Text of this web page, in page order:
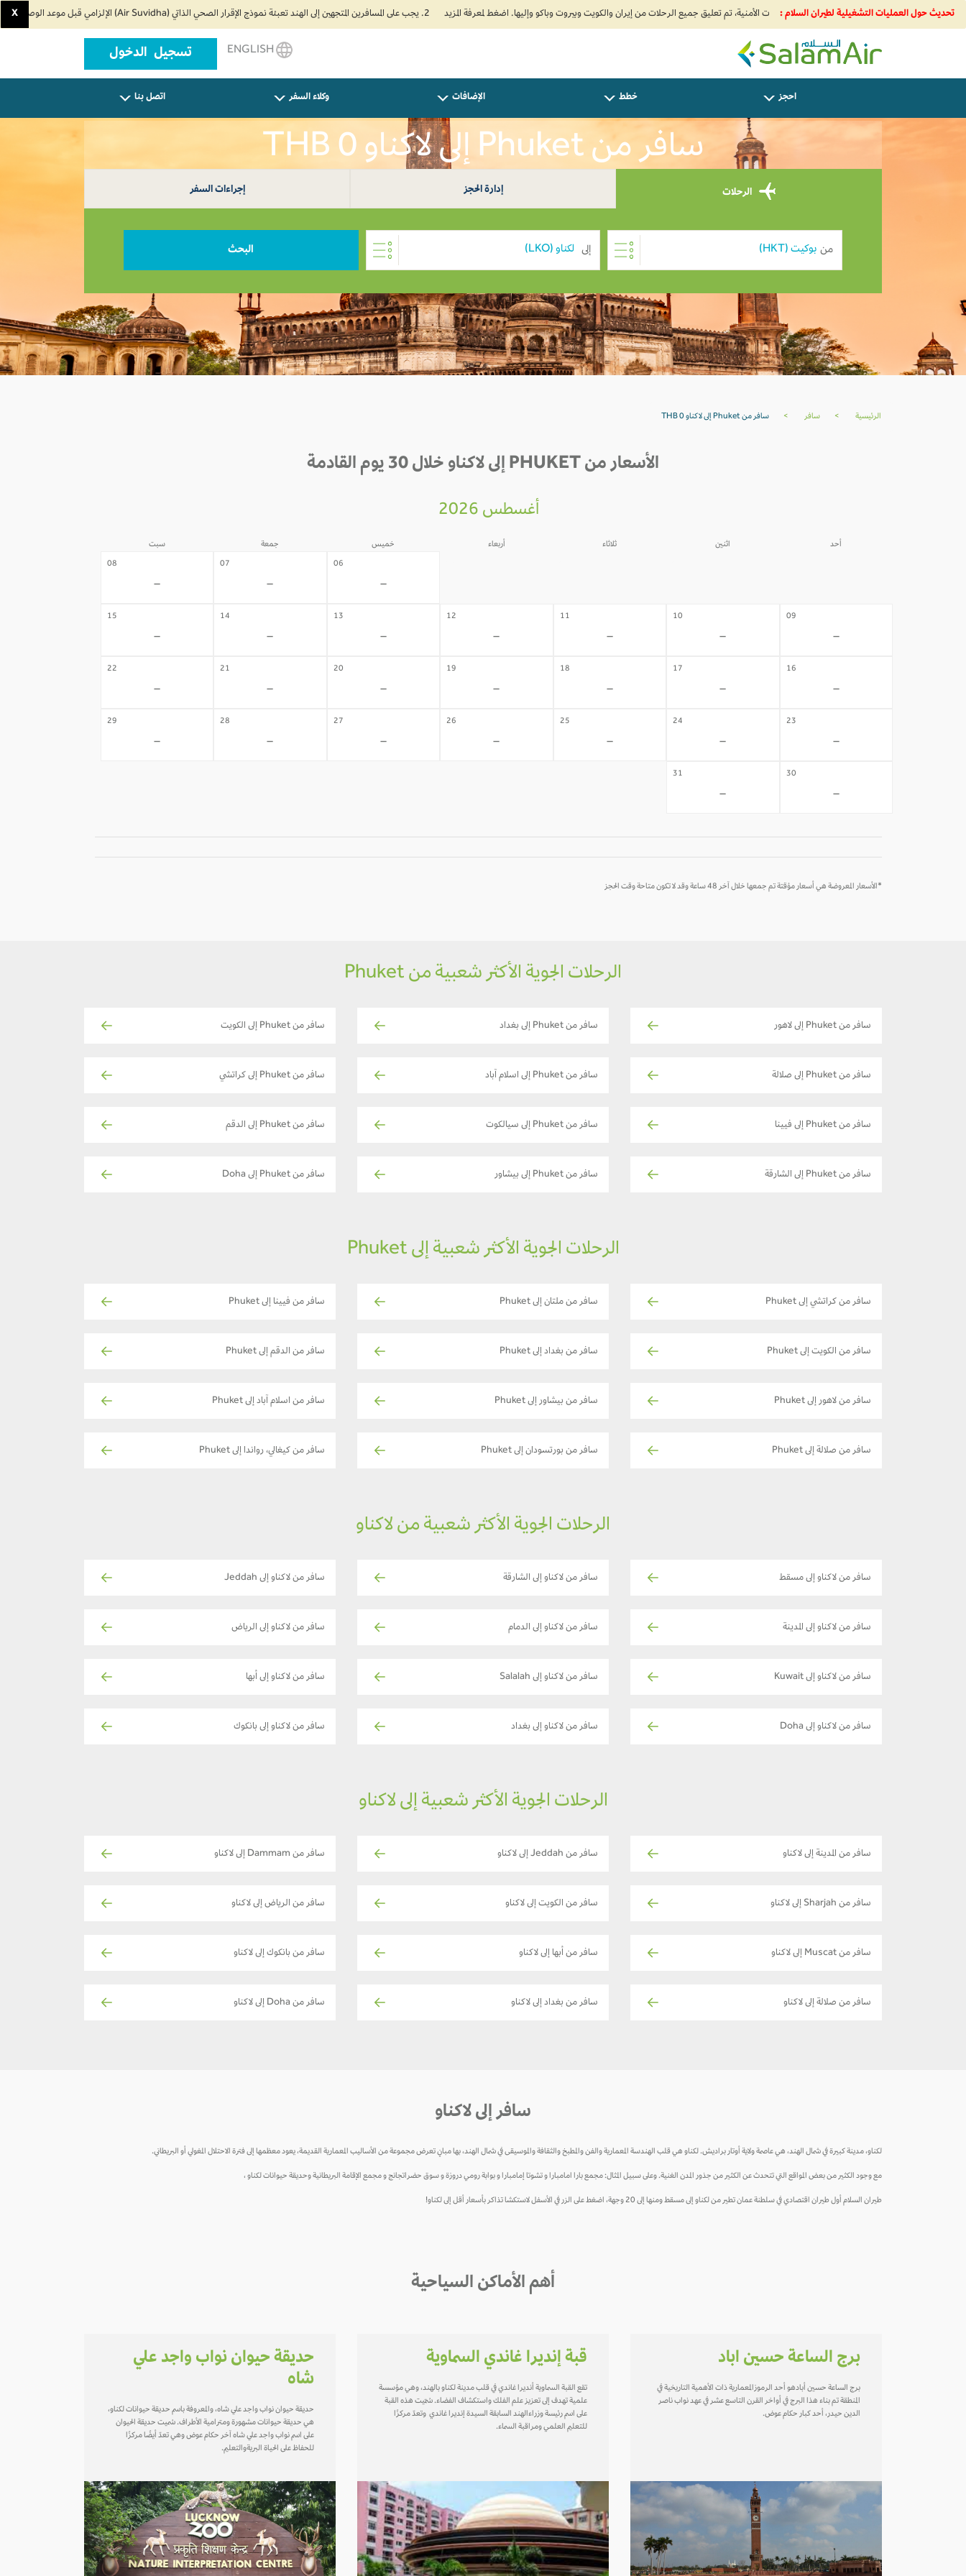
تحديث حول العمليات التشغيلية لطيران السلام : 2. يجب على المسافرين المتجهين إلى الهند تعبئة نموذج الإقرار الصحي الذاتي (Air Suvidha) الإلزامي قبل موعد الوصول بـ 24 ساعة على الأقل. اضغط هنا للدخول إلى بوابة Air Suvidha. X
SalamAir
تسجيل الدخول
احجز خطط الإضافات وكلاء السفر اتصل بنا
سافر من Phuket إلى لاكناو THB 0
الرحلات إدارة الحجز إجراءات السفر
من إلى البحث
الرئيسية > سافر > سافر من Phuket إلى لاكناو THB 0
الأسعار من PHUKET إلى لاكناو خلال 30 يوم القادمة
أغسطس 2026
أحد اثنين ثلاثاء أربعاء خميس جمعة سبت
06
-
07
-
08
-
09
-
10
-
11
-
12
-
13
-
14
-
15
-
16
-
17
-
18
-
19
-
20
-
21
-
22
-
23
-
24
-
25
-
26
-
27
-
28
-
29
-
30
-
31
-
*الأسعار المعروضة هي أسعار مؤقتة تم جمعها خلال آخر 48 ساعة وقد لا تكون متاحة وقت الحجز
الرحلات الجوية الأكثر شعبية من Phuket
سافر من Phuket إلى لاهور سافر من Phuket إلى بغداد سافر من Phuket إلى الكويت
سافر من Phuket إلى صلالة سافر من Phuket إلى اسلام آباد سافر من Phuket إلى كراتشي
سافر من Phuket إلى فيينا سافر من Phuket إلى سيالكوت سافر من Phuket إلى الدقم
سافر من Phuket إلى الشارقة سافر من Phuket إلى بيشاور سافر من Phuket إلى Doha
الرحلات الجوية الأكثر شعبية إلى Phuket
سافر من كراتشي إلى Phuket سافر من ملتان إلى Phuket سافر من فيينا إلى Phuket
سافر من الكويت إلى Phuket سافر من بغداد إلى Phuket سافر من الدقم إلى Phuket
سافر من لاهور إلى Phuket سافر من بيشاور إلى Phuket سافر من اسلام آباد إلى Phuket
سافر من صلالة إلى Phuket سافر من بورتسودان إلى Phuket سافر من كيغالي، رواندا إلى Phuket
الرحلات الجوية الأكثر شعبية من لاكناو
سافر من لاكناو إلى مسقط سافر من لاكناو إلى الشارقة سافر من لاكناو إلى Jeddah
سافر من لاكناو إلى المدينة سافر من لاكناو إلى الدمام سافر من لاكناو إلى الرياض
سافر من لاكناو إلى Kuwait سافر من لاكناو إلى Salalah سافر من لاكناو إلى أبها
سافر من لاكناو إلى Doha سافر من لاكناو إلى بغداد سافر من لاكناو إلى بانكوك
الرحلات الجوية الأكثر شعبية إلى لاكناو
سافر من المدينة إلى لاكناو سافر من Jeddah إلى لاكناو سافر من Dammam إلى لاكناو
سافر من Sharjah إلى لاكناو سافر من الكويت إلى لاكناو سافر من الرياض إلى لاكناو
سافر من Muscat إلى لاكناو سافر من أبها إلى لاكناو سافر من بانكوك إلى لاكناو
سافر من صلالة إلى لاكناو سافر من بغداد إلى لاكناو سافر من Doha إلى لاكناو
سافر إلى لاكناو
لكناو، مدينة كبيرة في شمال الهند، هي عاصمة ولاية أوتار براديش. لكناو هي قلب الهندسة المعمارية والفن والمطبخ والثقافة والموسيقى في شمال الهند، بها مبانٍ تعرض مجموعة من الأساليب المعمارية القديمة، يعود معظمها إلى فترة الاحتلال المغولي أو البريطاني.
مع وجود الكثير من بعض المواقع التي تتحدث عن الكثير من جذور المدن الغنية. وعلى سبيل المثال: مجمع بارا امامبارا و تشوتا إمامبارا و بوابة رومي دروزة و سوق حضراتجانج و مجمع الإقامة البريطانية وحديقة حيوانات لكناو ،
طيران السلام أول طيران اقتصادي في سلطنة عمان تطير من لكناو إلى مسقط ومنها إلى 20 وجهة، اضغط على الزر في الأسفل لاستكشا تذاكر بأسعار أقل إلى لكناو!
أهم الأماكن السياحية
برج الساعة حسين اباد
برج الساعة حسين أبادهو أحد الرموزالمعمارية ذات الأهمية التاريخية في
المنطقة تم بناء هذا البرج في أواخر القرن التاسع عشر في عهد نواب ناصر
الدين حيدر، أحد كبار حكام عوض.
قبة إنديرا غاندي السماوية
تقع القبة السماوية أنديرا غاندي في قلب مدينة لكناو بالهند، وهي مؤسسة
علمية تهدف إلى تعزيز علم الفلك واستكشاف الفضاء. سُمّيت هذه القبة
على اسم رئيسة وزراءالهند السابقة السيدة إنديرا غاندي وتعدّ مركزًا
للتعليم العلمي ومراقبة السماء.
حديقة حيوان نواب واجد علي
شاه
حديقة حيوان نواب واجد علي شاه، والمعروفة باسم حديقة حيوانات لكناو،
هي حديقة حيوانات مشهورة ومترامية الأطراف. سُميت حديقة الحيوان
على اسم نواب واجد علي شاه آخر حكام عوض وهي تعدّ أيضًا مركزًا
للحفاظ على الحياة البريةوالتعليم.